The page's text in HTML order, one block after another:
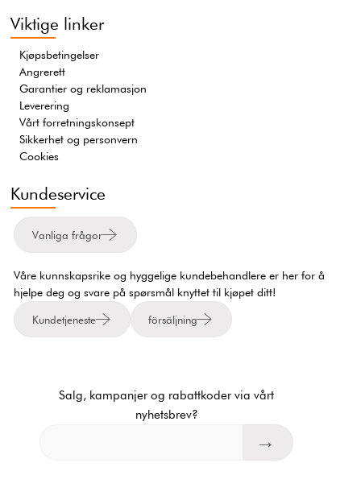
Viktige linker
Kjøpsbetingelser
Angrerett
Garantier og reklamasjon
Leverering
Vårt forretningskonsept
Sikkerhet og personvern
Cookies
Kundeservice
Vanliga frågor
Våre kunnskapsrike og hyggelige kundebehandlere er her for å
hjelpe deg og svare på spørsmål knyttet til kjøpet ditt!
Kundetjeneste försäljning
Salg, kampanjer og rabattkoder via vårt
nyhetsbrev?